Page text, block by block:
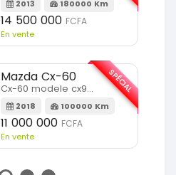
2013 180000 Km
14 500 000 FCFA
En vente
Mazda Cx-60
Cx-60 modele cx9 full option
2018 100000 Km
11 000 000 FCFA
En vente
SPÉCIAL